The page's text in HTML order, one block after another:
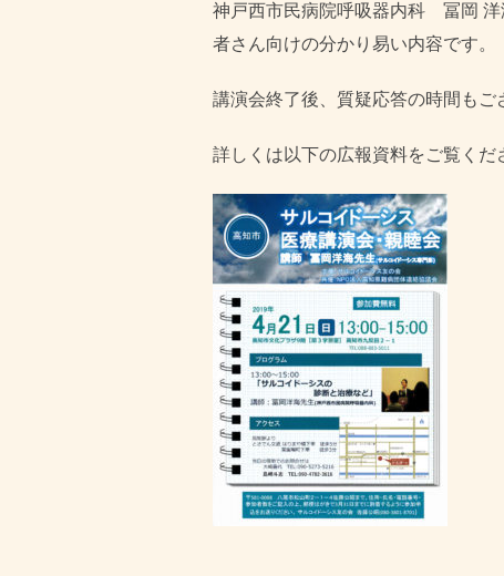
神戸西市民病院呼吸器内科 冨岡 洋
者さん向けの分かり易い内容です。
講演会終了後、質疑応答の時間もご
詳しくは以下の広報資料をご覧くだ